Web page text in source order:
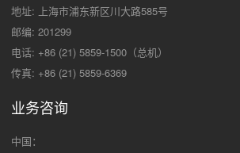
地址: 上海市浦东新区川大路585号
邮编: 201299
电话: +86 (21) 5859-1500（总机）
传真: +86 (21) 5859-6369
业务咨询
中国：